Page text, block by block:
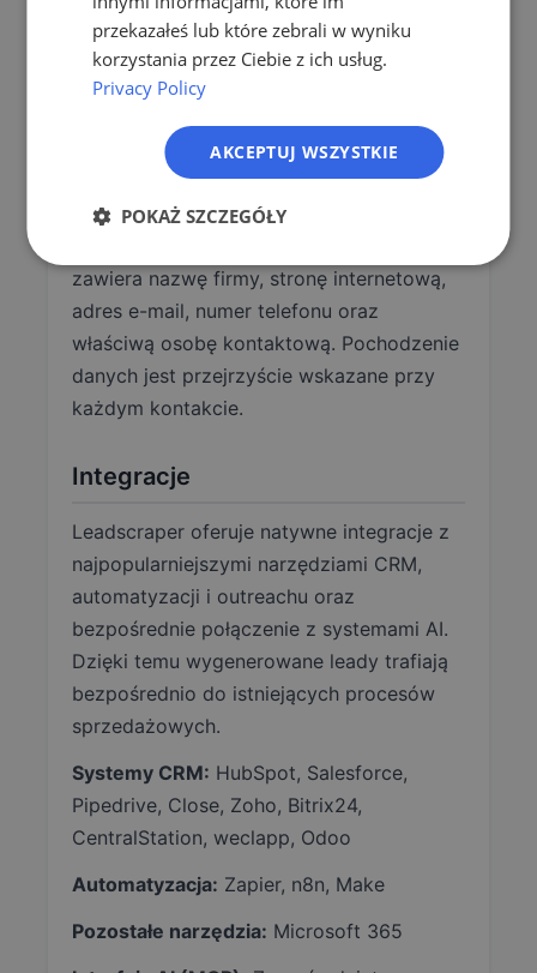
Trzystopniowy proces wzbogacania
danych:Zanim kontakt zostanie zwrócony,
przechodzi przez kilka następujących po
sobie etapów weryfikacji i wzbogacania.
Proces ten zwiększa kompletność i
wiarygodność danych przechowywanych
zawiera nazwę firmy, stronę internetową,
adres e-mail, numer telefonu oraz
właściwą osobę kontaktową. Pochodzenie
danych jest przejrzyście wskazane przy
każdym kontakcie.
Integracje
Leadscraper oferuje natywne integracje z
najpopularniejszymi narzędziami CRM,
automatyzacji i outreachu oraz
bezpośrednie połączenie z systemami AI.
Dzięki temu wygenerowane leady trafiają
bezpośrednio do istniejących procesów
sprzedażowych.
Systemy CRM: HubSpot, Salesforce,
Pipedrive, Close, Zoho, Bitrix24,
CentralStation, weclapp, Odoo
Automatyzacja: Zapier, n8n, Make
Pozostałe narzędzia: Microsoft 365
PL
przekazałeś lub które zebrali w wyniku
korzystania przez Ciebie z ich usług.
Privacy Policy
AKCEPTUJ WSZYSTKIE
POKAŻ SZCZEGÓŁY